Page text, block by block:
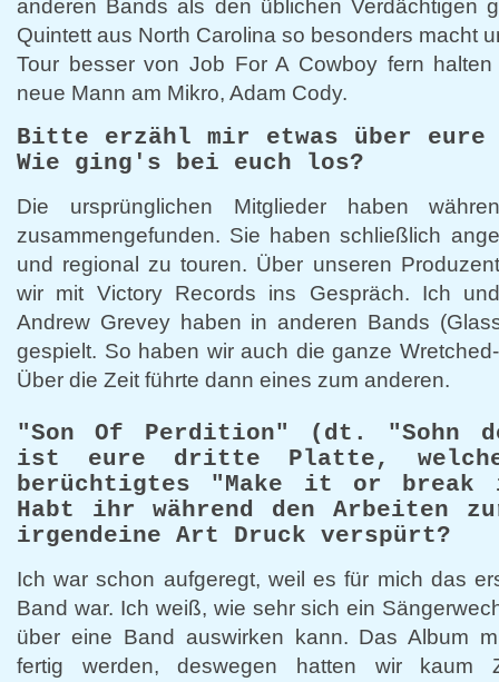
anderen Bands als den üblichen Verdächtigen
Quintett aus North Carolina so besonders macht
Tour besser von Job For A Cowboy fern
neue Mann am Mikro, Adam Cody.
Bitte erzähl mir etwas über eure
Wie ging's bei euch los?
Die ursprünglichen Mitglieder haben
zusammengefunden. Sie haben schließlich
und regional zu touren. Über unseren
wir mit Victory Records ins Gespräch. Ich
Andrew Grevey haben in anderen Bands
gespielt. So haben wir auch die ganze
Über die Zeit führte dann eines zum anderen.
"Son Of Perdition" (dt. "Sohn
ist eure dritte Platte,
berüchtigtes "Make it or
Habt ihr während den Arbeiten
irgendeine Art Druck verspürt?
Ich war schon aufgeregt, weil es für mich das
Band war. Ich weiß, wie sehr sich ein
über eine Band auswirken kann. Das Album
fertig werden, deswegen hatten wir kaum